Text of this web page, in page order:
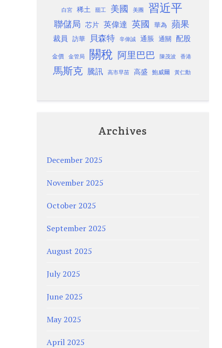
白宮 稀土 罷工 美國 美團 習近平
聯儲局 芯片 英偉達 英國 華為 蘋果
裁員 訪華 貝森特 辛偉誠 通脹 通關 配股
金價 金管局 關稅 阿里巴巴 陳茂波 香港
馬斯克 騰訊 高市早苗 高盛 鮑威爾 黃仁勳
Archives
December 2025
November 2025
October 2025
September 2025
August 2025
July 2025
June 2025
May 2025
April 2025